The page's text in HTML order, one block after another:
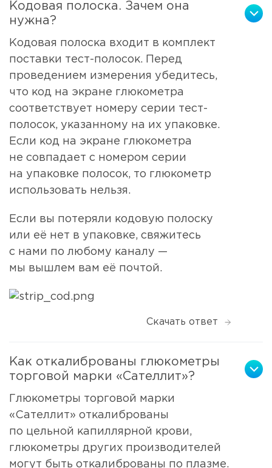
Кодовая полоска. Зачем она
нужна?
Кодовая полоска входит в комплект
поставки тест-полосок. Перед
проведением измерения убедитесь,
что код на экране глюкометра
соответствует номеру серии тест-
полосок, указанному на их упаковке.
Если код на экране глюкометра
не совпадает с номером серии
на упаковке полосок, то глюкометр
использовать нельзя.
Если вы потеряли кодовую полоску
или её нет в упаковке, свяжитесь
с нами по любому каналу —
мы вышлем вам её почтой.
Скачать ответ
Как откалиброваны глюкометры
торговой марки «Сателлит»?
Глюкометры торговой марки
«Сателлит» откалиброваны
по цельной капиллярной крови,
глюкометры других производителей
могут быть откалиброваны по плазме.